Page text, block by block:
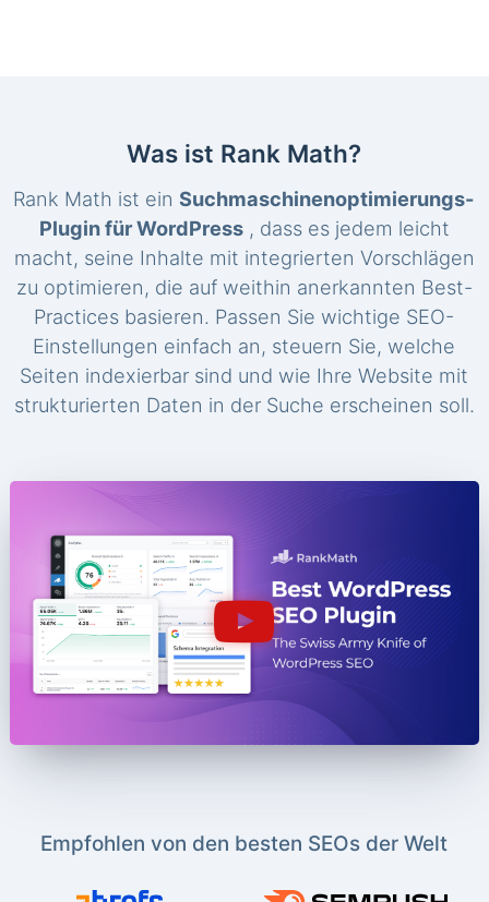
Was ist Rank Math?
Rank Math ist einSuchmaschinenoptimierungs-
Plugin für WordPress, dass es jedem leicht
macht, seine Inhalte mit integrierten Vorschlägen
zu optimieren, die auf weithin anerkannten Best-
Practices basieren. Passen Sie wichtige SEO-
Einstellungen einfach an, steuern Sie, welche
Seiten indexierbar sind und wie Ihre Website mit
strukturierten Daten in der Suche erscheinen soll.
Empfohlen von den besten SEOs der Welt